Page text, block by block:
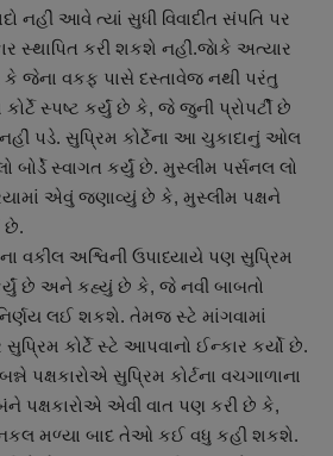
નહીં આવે ત્યાં સુધી વિવાદીત સંપતિ પર
સ્થાપિત કરી શકશે નહીં.જાેકે અત્યાર
જેના વકફ પાસે દસ્તાવેજ નથી પરંતુ
સ્પષ્ટ કર્યું છે કે, જે જુની પ્રોપર્ટી છે
નહીં પડે. સુપ્રિમ કોર્ટેના આ ચુકાદાનું ઓલ
બોર્ડે સ્વાગત કર્યું છે. મુસ્લીમ પર્સનલ લો
એવું જણાવ્યું છે કે, મુસ્લીમ પક્ષને
છે.
વકીલ અશ્વિની ઉપાધ્યાયે પણ સુપ્રિમ
કર્યું છે અને કહ્યું છે કે, જે નવી બાબતો
લઈ શકશે. તેમજ સ્ટે માંગવામાં
સુપ્રિમ કોર્ટે સ્ટે આપવાનો ઈન્કાર કર્યો છે.
પક્ષકારોએ સુપ્રિમ કોર્ટના વચગાળાના
પક્ષકારોએ એવી વાત પણ કરી છે કે,
નકલ મળ્યા બાદ તેઓ કઈ વધુ કહી શકશે.